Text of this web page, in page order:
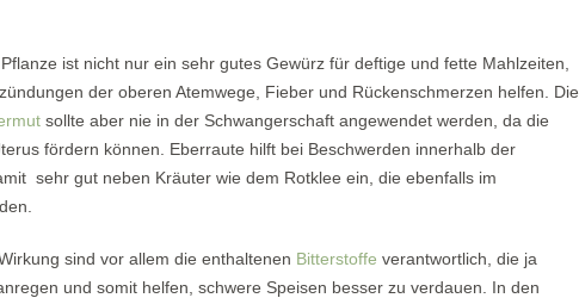
ist nicht nur ein sehr gutes Gewürz für deftige und fette Mahlzeiten,
der oberen Atemwege, Fieber und Rückenschmerzen helfen. Die
sollte aber nie in der Schwangerschaft angewendet werden, da die
fördern können. Eberraute hilft bei Beschwerden innerhalb der
sehr gut neben Kräuter wie dem Rotklee ein, die ebenfalls im
sind vor allem die enthaltenen Bitterstoffe verantwortlich, die ja
und somit helfen, schwere Speisen besser zu verdauen. In den